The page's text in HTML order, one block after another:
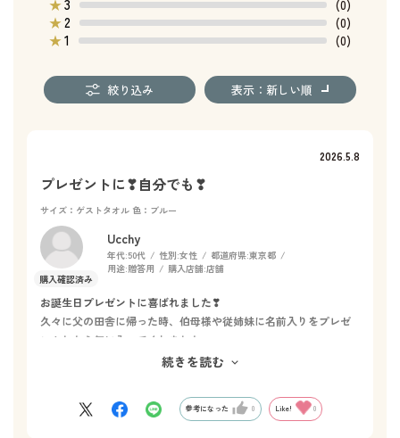
★3
(0)
★2
(0)
★1 (0)
絞り込み 表示：新しい順
2026.5.8
プレゼントに❣自分でも❣
サイズ：ゲストタオル 色：ブルー
Ucchy
年代:50代 性別:女性 都道府県:東京都
用途:贈答用 購入店舗:店舗
お誕生日プレゼントに喜ばれました❣
久々に父の田舎に帰った時、伯母様や従姉妹に名前入りをプレゼ
ントしたら気に入ってくれました。
可愛いデザイン、色も気に入ってもらえて、更に吸水性バツグン
続きを読む
参考になった 0 Like! 0